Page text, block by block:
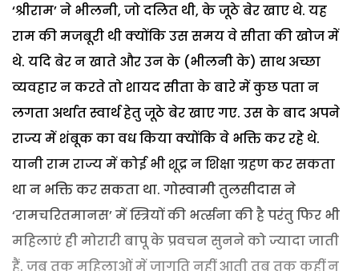
‘श्रीराम’ ने भीलनी, जो दलित थी, के जूठे बेर खाए थे. यह
राम की मजबूरी थी क्योंकि उस समय वे सीता की खोज में
थे. यदि बेर न खाते और उन के (भीलनी के) साथ अच्छा
व्यवहार न करते तो शायद सीता के बारे में कुछ पता न
लगता अर्थात स्वार्थ हेतु जूठे बेर खाए गए. उस के बाद अपने
राज्य में शंबूक का वध किया क्योंकि वे भक्ति कर रहे थे.
यानी राम राज्य में कोई भी शूद्र न शिक्षा ग्रहण कर सकता
था न भक्ति कर सकता था. गोस्वामी तुलसीदास ने
‘रामचरितमानस’ में स्त्रियों की भर्त्सना की है परंतु फिर भी
महिलाएं ही मोरारी बापू के प्रवचन सुनने को ज्यादा जाती
हैं. जब तक महिलाओं में जागृति नहीं आती तब तक कहीं न